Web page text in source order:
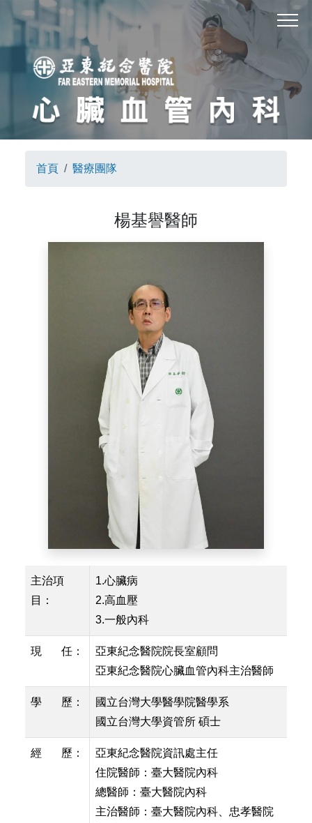
首頁 醫療團隊
楊基譽醫師
主治項
目：
1.心臟病
2.高血壓
3.一般內科
現 任：
亞東紀念醫院院長室顧問
亞東紀念醫院心臟血管內科主治醫師
學 歷：
國立台灣大學醫學院醫學系
國立台灣大學資管所 碩士
經 歷：
亞東紀念醫院資訊處主任
住院醫師：臺大醫院內科
總醫師：臺大醫院內科
主治醫師：臺大醫院內科、忠孝醫院